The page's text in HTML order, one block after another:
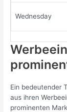
Wednesday
Ein bedeutender
aus ihren
prominenten